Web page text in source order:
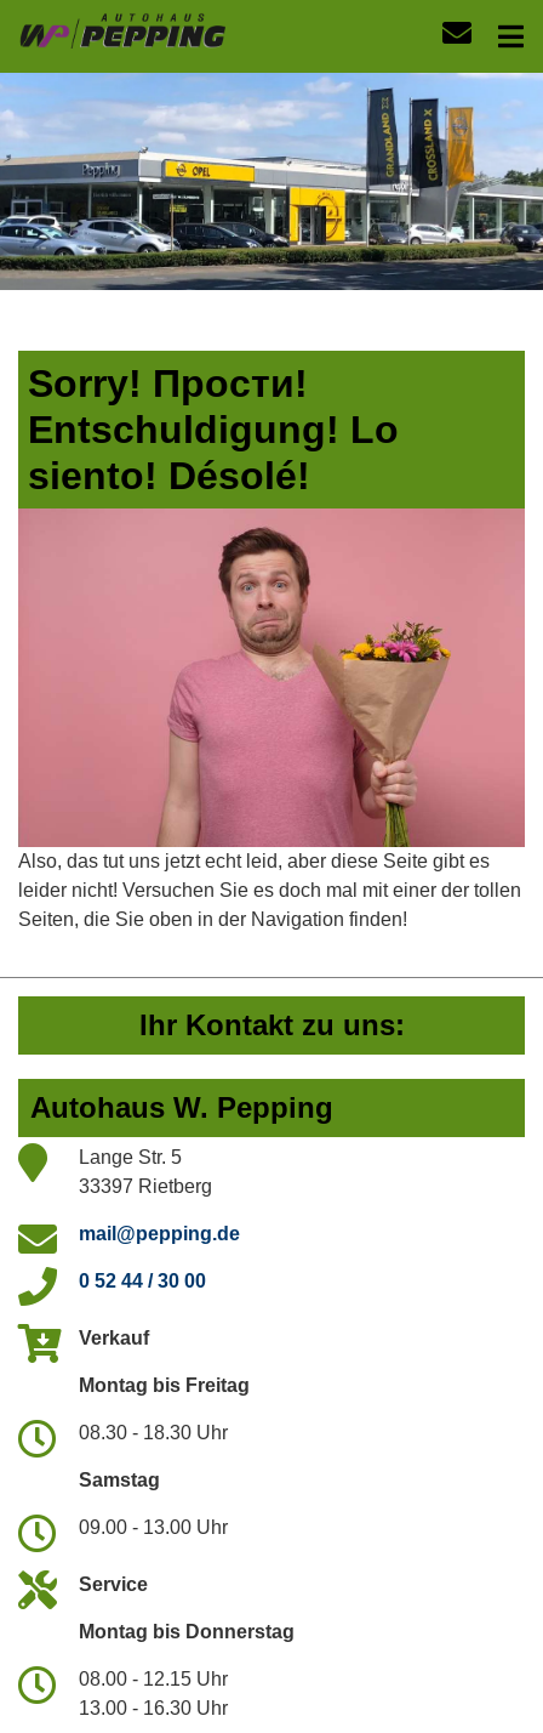
Sorry! Прости!
Entschuldigung! Lo
siento! Désolé!
Also, das tut uns jetzt echt leid, aber diese Seite gibt es
leider nicht! Versuchen Sie es doch mal mit einer der tollen
Seiten, die Sie oben in der Navigation finden!
Ihr Kontakt zu uns:
Autohaus W. Pepping
Lange Str. 5
33397 Rietberg
mail@pepping.de
0 52 44 / 30 00
Verkauf
Montag bis Freitag
08.30 - 18.30 Uhr
Samstag
09.00 - 13.00 Uhr
Service
Montag bis Donnerstag
08.00 - 12.15 Uhr
13.00 - 16.30 Uhr